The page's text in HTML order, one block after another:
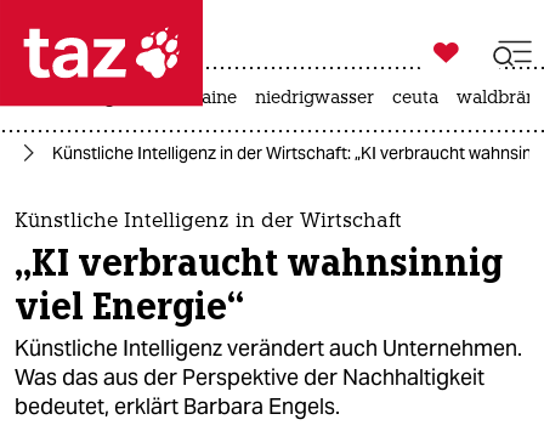
 taz zahl ich
taz zahl ich
themen
politik
öko
gesellschaft

taz zahl ich
krieg in der ukraine niedrigwasser ceuta
Künstliche Intelligenz in der Wirtschaft: „KI verbraucht
Künstliche Intelligenz in der Wirtschaft
„KI verbraucht wahnsinnig
viel Energie“
Künstliche Intelligenz verändert auch Unternehmen.
Was das aus der Perspektive der Nachhaltigkeit
bedeutet, erklärt Barbara Engels.